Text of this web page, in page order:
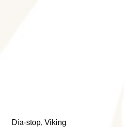
Dia-stop, Viking